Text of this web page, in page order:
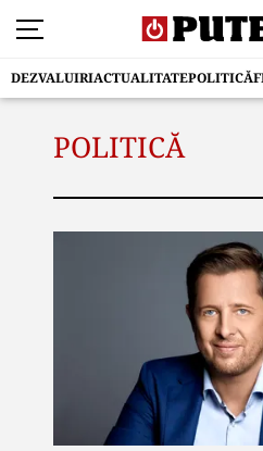
DEZVALUIRIACTUALITATEPOLITICĂ
POLITICĂ